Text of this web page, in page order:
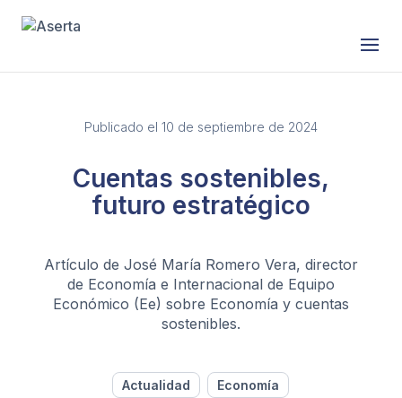
Saltar al contenido
Publicado el 10 de septiembre de 2024
Cuentas sostenibles,
futuro estratégico
Artículo de José María Romero Vera, director
de Economía e Internacional de Equipo
Económico (Ee) sobre Economía y cuentas
sostenibles.
Actualidad Economía